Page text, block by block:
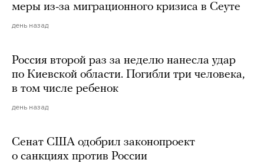
меры из-за миграционного кризиса в Сеуте
день назад
Россия второй раз за неделю нанесла удар
по Киевской области. Погибли три человека,
в том числе ребенок
день назад
Сенат США одобрил законопроект
о санкциях против России